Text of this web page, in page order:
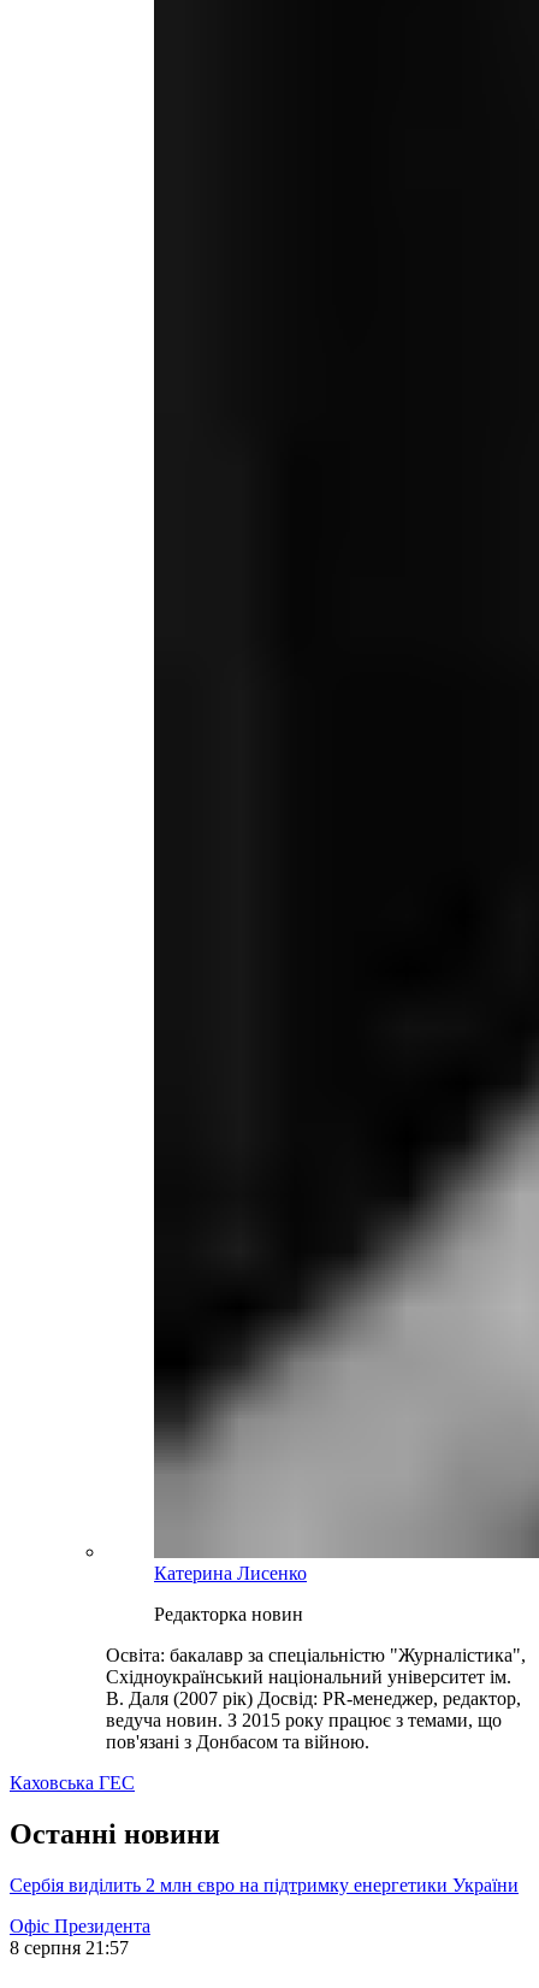
Катерина Лисенко
Редакторка новин
Освіта: бакалавр за спеціальністю "Журналістика",
Східноукраїнський національний університет ім.
В. Даля (2007 рік) Досвід: PR-менеджер, редактор,
ведуча новин. З 2015 року працює з темами, що
пов'язані з Донбасом та війною.
Каховська ГЕС
Останні новини
Сербія виділить 2 млн євро на підтримку енергетики України
Офіс Президента
8 серпня 21:57